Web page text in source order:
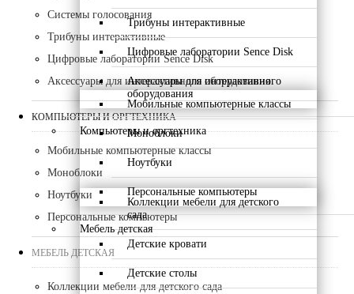
Трибуны интерактивные
Цифровые лаборатории Sence Disk
Аксессуары для интерактивного
оборудования
Компьютеры и оргтехника
Мобильные компьютерные классы
Моноблоки
Ноутбуки
Персональные компьютеры
Мебель детская
Коллекции мебели для детского
сада
Детские кровати
Детские столы
Системы голосования
Трибуны интерактивные
Цифровые лаборатории Sence Disk
Аксессуары для интерактивного оборудования
КОМПЬЮТЕРЫ И ОРГТЕХНИКА
Мобильные компьютерные классы
Моноблоки
Ноутбуки
Персональные компьютеры
МЕБЕЛЬ ДЕТСКАЯ
Коллекции мебели для детского сада